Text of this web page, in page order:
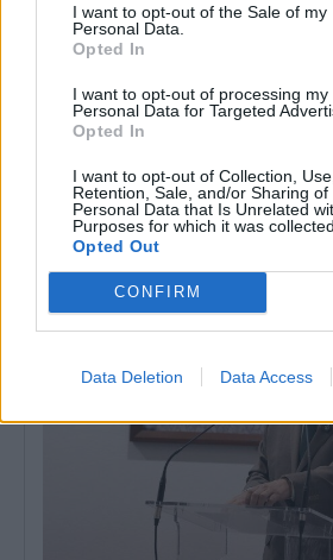
I want to opt-out of the Sale of my
Personal Data.
Opted In
I want to opt-out of processing my
Personal Data for Targeted
Opted In
I want to opt-out of Collection, Use,
Retention, Sale, and/or Sharing of
Personal Data that Is Unrelated
Purposes for which it was collected.
Opted Out
CONFIRM
Data Deletion Data Access
em áreas protegidas
Quatro entidades com ligação ao Alentejo
de 738,8 mil euros...
6 Agosto, 2026 - 09:49